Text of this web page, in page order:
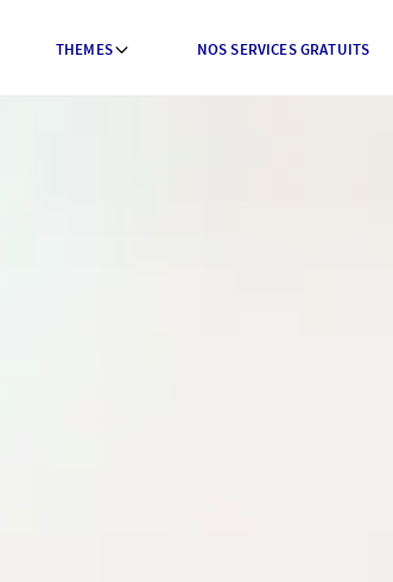
THEMES NOS SERVICES GRATUITS